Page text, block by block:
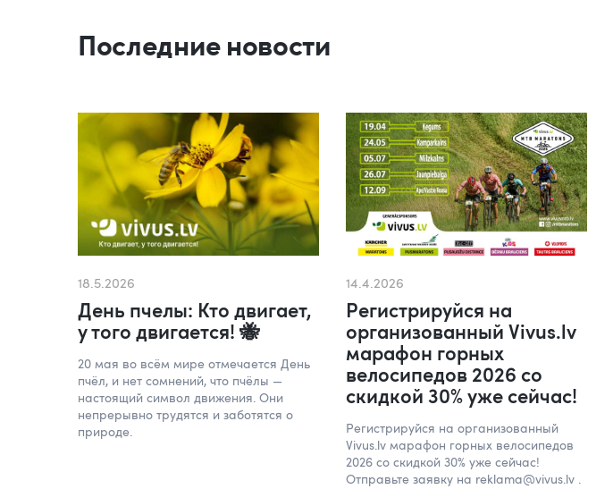
Последние новости
18.5.2026
День пчелы: Кто двигает,
у того двигается! 🐝
20 мая во всём мире отмечается День
пчёл, и нет сомнений, что пчёлы —
настоящий символ движения. Они
непрерывно трудятся и заботятся о
природе.
14.4.2026
Регистрируйся на
организованный Vivus.lv
марафон горных
велосипедов 2026 со
скидкой 30% уже сейчас!
Регистрируйся на организованный
Vivus.lv марафон горных велосипедов
2026 со скидкой 30% уже сейчас!
Отправьте заявку на reklama@vivus.lv .